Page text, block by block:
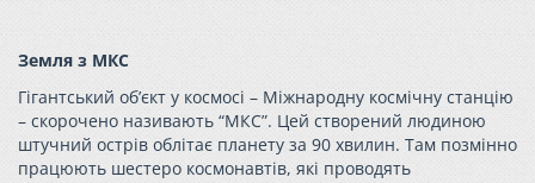
Земля з МКС
Гігантський об’єкт у космосі – Міжнародну космічну станцію
– скорочено називають “МКС”. Цей створений людиною
штучний острів облітає планету за 90 хвилин. Там позмінно
працюють шестеро космонавтів, які проводять